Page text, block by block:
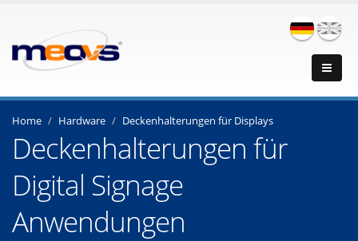
Home Hardware Deckenhalterungen für Displays
Deckenhalterungen für
Digital Signage
Anwendungen